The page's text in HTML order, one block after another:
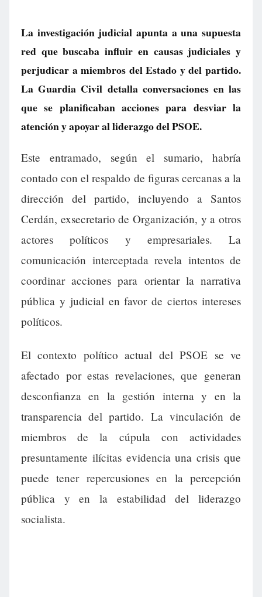
La investigación judicial apunta a una supuesta
red que buscaba influir en causas judiciales y
perjudicar a miembros del Estado y del partido.
La Guardia Civil detalla conversaciones en las
que se planificaban acciones para desviar la
atención y apoyar al liderazgo del PSOE.
Este entramado, según el sumario, habría
contado con el respaldo de figuras cercanas a la
dirección del partido, incluyendo a Santos
Cerdán, exsecretario de Organización, y a otros
actores políticos y empresariales. La
comunicación interceptada revela intentos de
coordinar acciones para orientar la narrativa
pública y judicial en favor de ciertos intereses
políticos.
El contexto político actual del PSOE se ve
afectado por estas revelaciones, que generan
desconfianza en la gestión interna y en la
transparencia del partido. La vinculación de
miembros de la cúpula con actividades
presuntamente ilícitas evidencia una crisis que
puede tener repercusiones en la percepción
pública y en la estabilidad del liderazgo
socialista.